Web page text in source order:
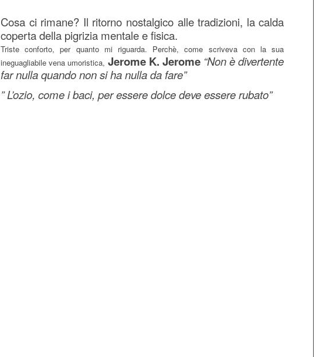
Cosa ci rimane? Il ritorno nostalgico alle tradizioni, la calda
coperta della pigrizia mentale e fisica.
Triste conforto, per quanto mi riguarda. Perchè, come scriveva con la sua
ineguagliabile vena umoristica, Jerome K. Jerome “Non è divertente
far nulla quando non si ha nulla da fare”
” L’ozio, come i baci, per essere dolce deve essere rubato”